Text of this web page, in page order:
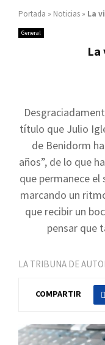
Portada » Noticias » La
General
La
título que Julio
de Benidorm
años”, de lo que
que permanece el
marcando un
que recibir un
pensar que
LA TRIBUNA DE
COMPARTIR